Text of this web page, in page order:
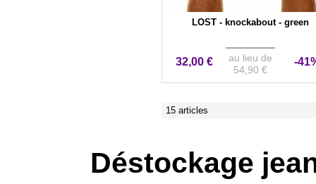
LOST - knockabout - green
32,00 €
au lieu de
54,90 €
-
15 articles
Déstockage